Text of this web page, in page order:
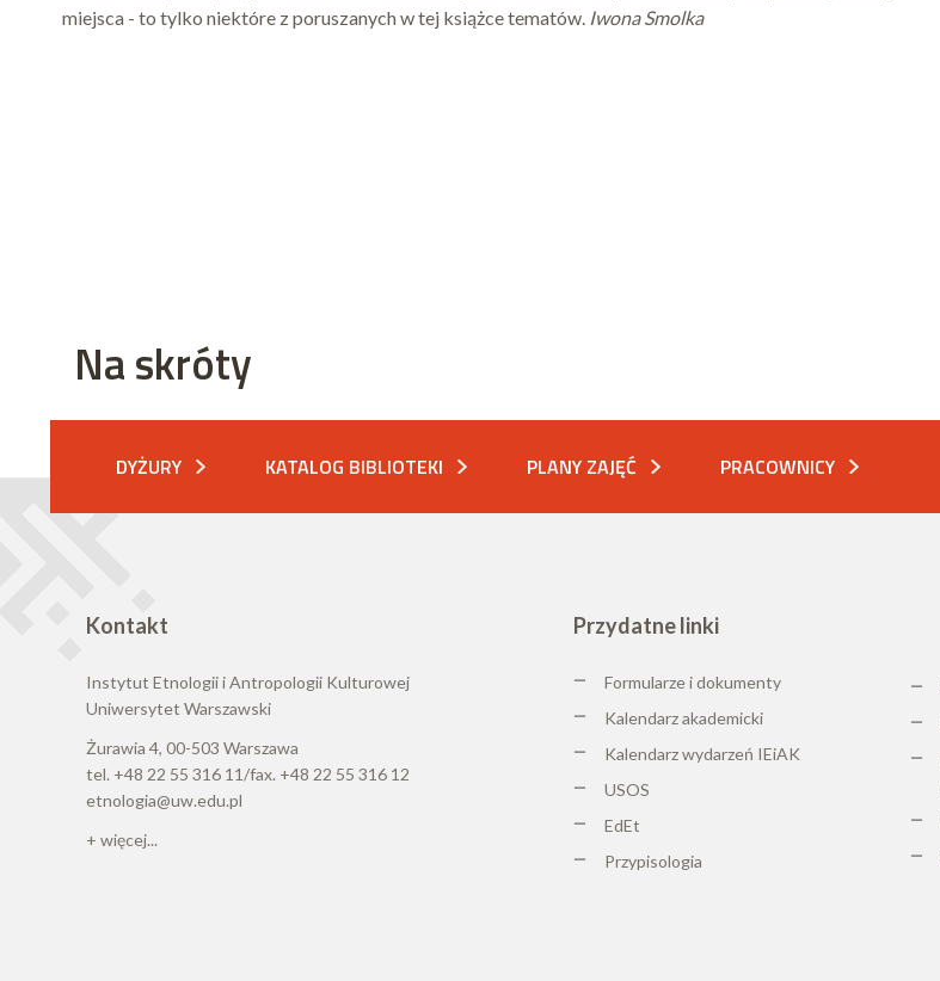
miejsca - to tylko niektóre z poruszanych w tej książce tematów. Iwona Smolka
Na skróty
DYŻURY KATALOG BIBLIOTEKI PLANY ZAJĘĆ PRACOWNICY
Kontakt
Instytut Etnologii i Antropologii Kulturowej
Uniwersytet Warszawski
Żurawia 4, 00-503 Warszawa
tel. +48 22 55 316 11/fax. +48 22 55 316 12
etnologia@uw.edu.pl
+ więcej...
Przydatne linki
Formularze i dokumenty
Kalendarz akademicki
Kalendarz wydarzeń IEiAK
USOS
EdEt
Przypisologia